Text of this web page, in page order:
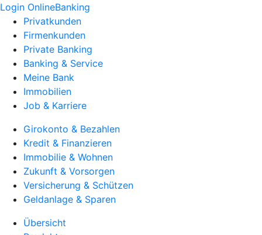
Login OnlineBanking
Privatkunden
Firmenkunden
Private Banking
Banking & Service
Meine Bank
Immobilien
Job & Karriere
Girokonto & Bezahlen
Kredit & Finanzieren
Immobilie & Wohnen
Zukunft & Vorsorgen
Versicherung & Schützen
Geldanlage & Sparen
Übersicht